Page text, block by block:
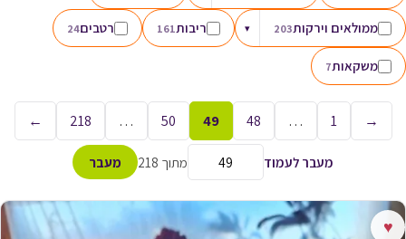
ממולאים וירקות203
▾ ריבות161 רטבים24
משקאות7
→
1
…
48
49
50
…
218
←
מעבר לעמוד מתוך 218 מעבר
♥